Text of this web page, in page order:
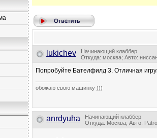
lukichev
Начинающий клаббер
Откуда: москва; Авто:
Попробуйте Бателфилд 3. Отличная
обожаю свою машинку )))
anrdyuha
Начинающий клаббер
Откуда: Москва; Авто: